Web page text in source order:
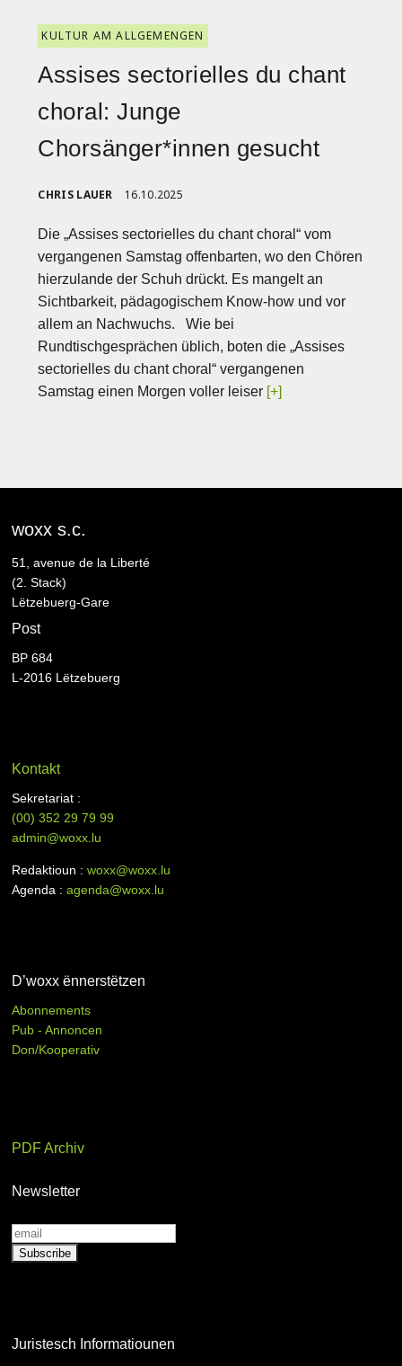
KULTUR AM ALLGEMENGEN
Assises sectorielles du chant
choral: Junge
Chorsänger*innen gesucht
CHRIS LAUER 16.10.2025
Die „Assises sectorielles du chant choral“ vom
vergangenen Samstag offenbarten, wo den Chören
hierzulande der Schuh drückt. Es mangelt an
Sichtbarkeit, pädagogischem Know-how und vor
allem an Nachwuchs. Wie bei
Rundtischgesprächen üblich, boten die „Assises
sectorielles du chant choral“ vergangenen
Samstag einen Morgen voller leiser [+]
woxx s.c.
51, avenue de la Liberté
(2. Stack)
Lëtzebuerg-Gare
Post
BP 684
L-2016 Lëtzebuerg
Kontakt
Sekretariat :
(00)352 29 79 99
admin@woxx.lu
Redaktioun :woxx@woxx.lu
Agenda :agenda@woxx.lu
D’woxx ënnerstëtzen
Abonnements
Pub - Annoncen
Don/Kooperativ
PDF Archiv
Newsletter
Juristesch Informatiounen